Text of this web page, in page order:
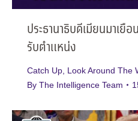
ประธานาธิบดีเมียนมาเยื
รับตำแหน่ง
Catch Up Look Around The
By The Intelligence Team